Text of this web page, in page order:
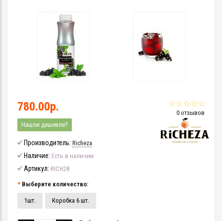
0 отзывов
780.00р.
Нашли дешевле?
Производитель: Richeza
Наличие: Есть в наличии
Артикул: RICH28
Выберите количество:
1шт. Коробка 6 шт.